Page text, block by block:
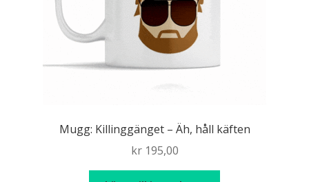
Mugg: Killinggänget – Äh, håll käften
kr195,00